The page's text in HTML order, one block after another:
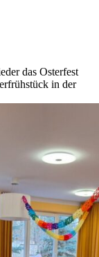
das Osterfest
in der